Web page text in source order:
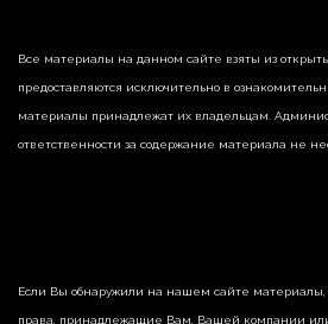
Все материалы на данном сайте взяты из
предоставляются исключительно в
материалы принадлежат их владельцам.
ответственности за содержание материала не
Если Вы обнаружили на нашем сайте материалы,
права, принадлежащие Вам, Вашей компании или